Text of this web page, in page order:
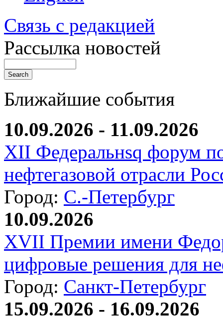
Связь с редакцией
Рассылка новостей
Ближайшие события
10.09.2026 - 11.09.2026
XII Федеральнsq форум
нефтегазовой отрасли
Город: С.-Петербург
10.09.2026
XVII Премии имени
цифровые решения для
Город: Санкт-Петербург
15.09.2026 - 16.09.2026